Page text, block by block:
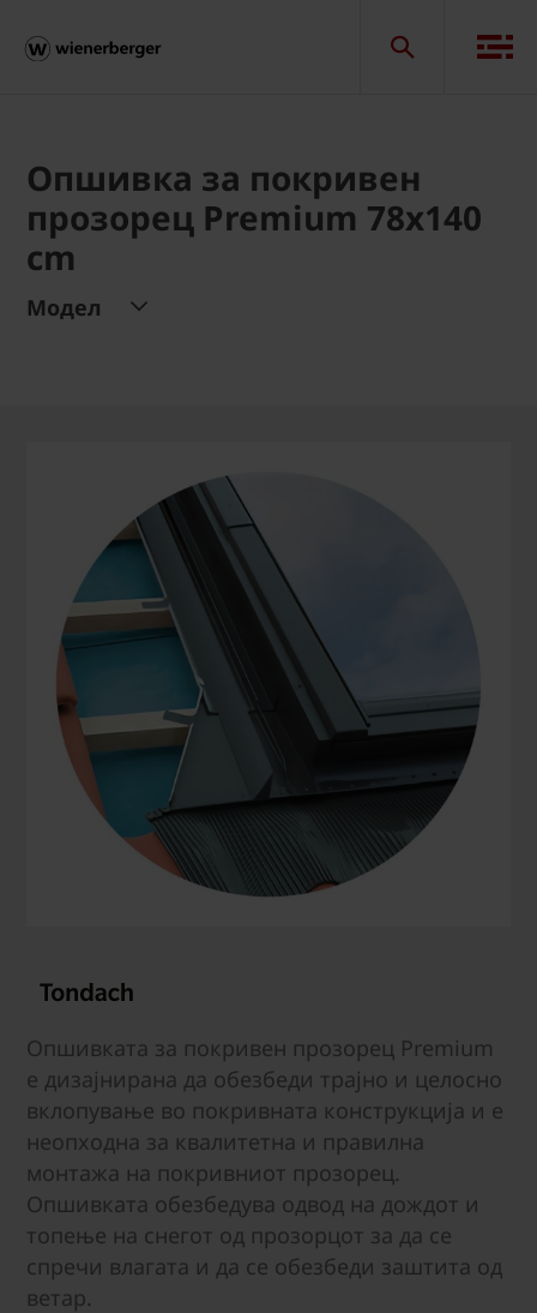
Опшивка за покривен
прозорец Premium 78x140
cm
Модел
Опшивката за покривен прозорец Premium
е дизајнирана да обезбеди трајно и целосно
вклопување во покривната конструкција и е
неопходна за квалитетна и правилна
монтажа на покривниот прозорец.
Опшивката обезбедува одвод на дождот и
топење на снегот од прозорцот за да се
спречи влагата и да се обезбеди заштита од
ветар.